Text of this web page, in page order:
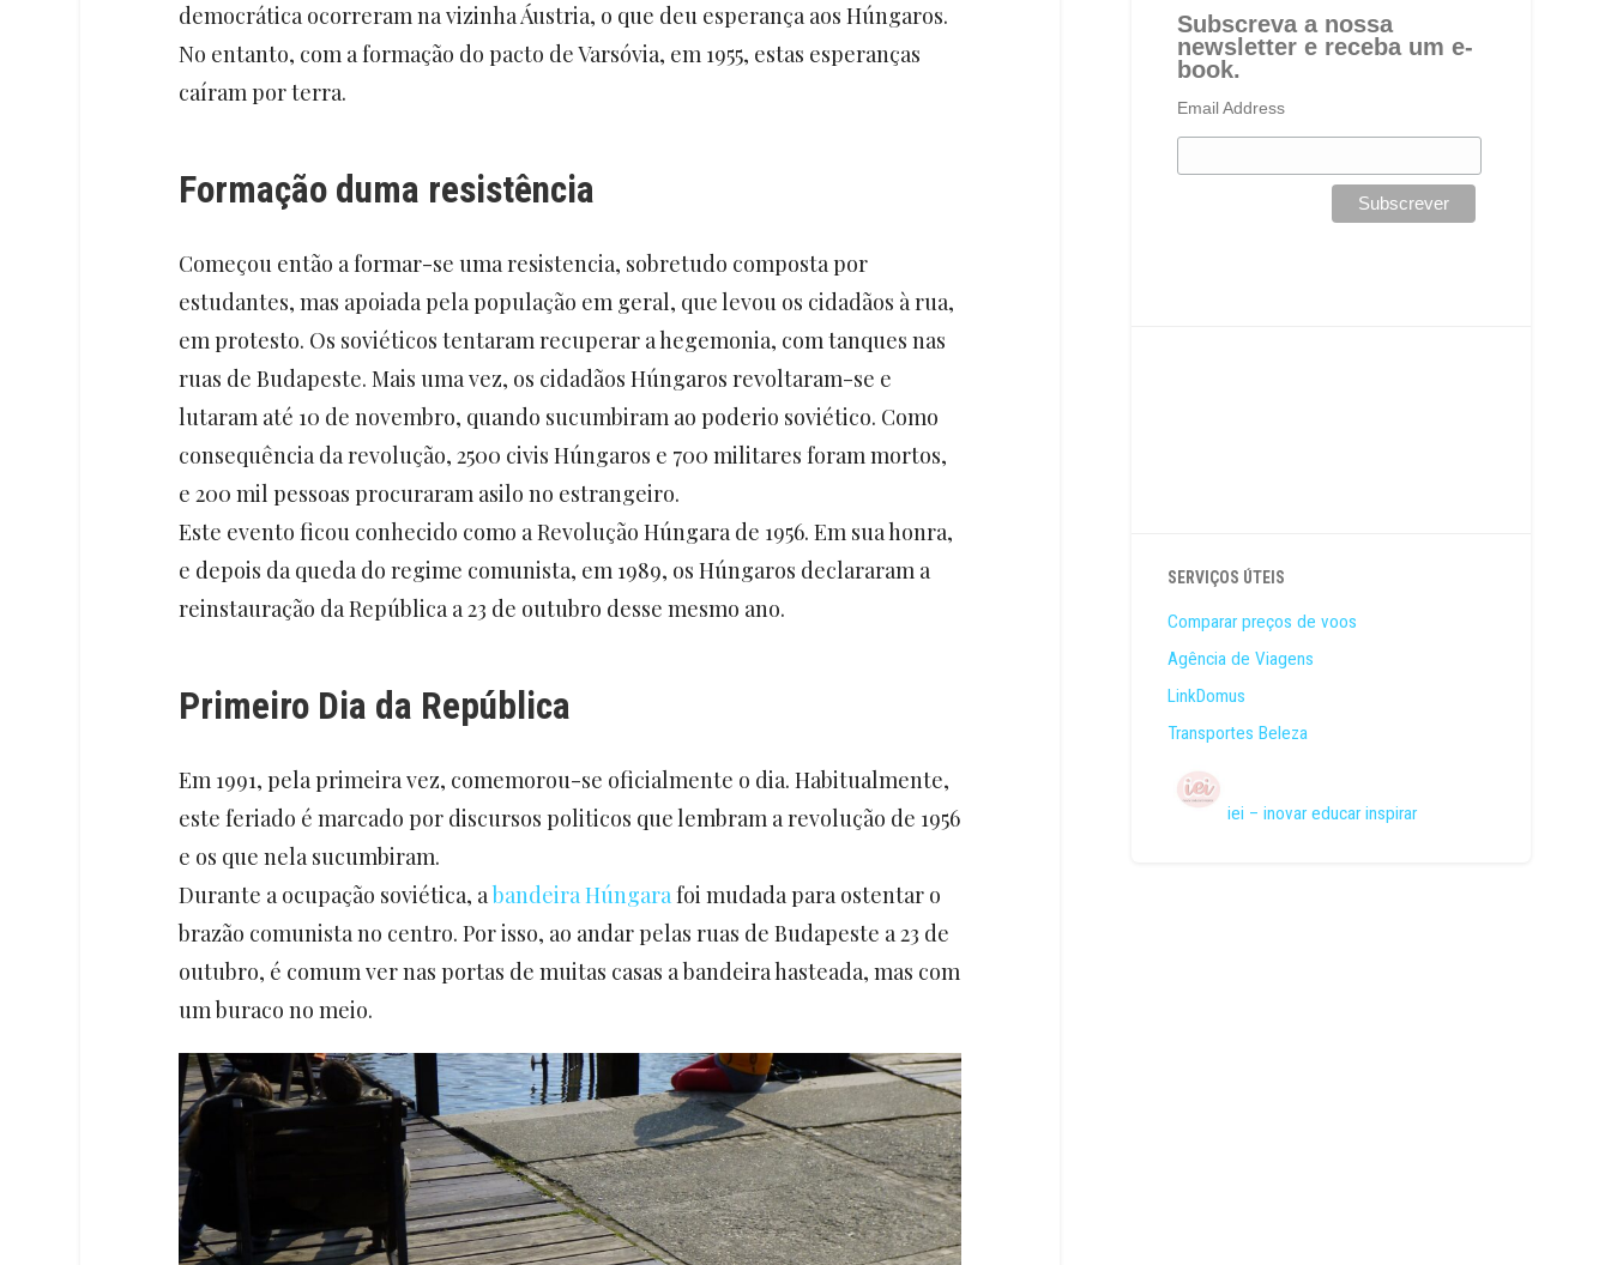
democrática ocorreram na vizinha Áustria, o que deu esperança aos Húngaros.
No entanto, com a formação do pacto de Varsóvia, em 1955, estas esperanças
caíram por terra.
Formação duma resistência
Começou então a formar-se uma resistencia, sobretudo composta por
estudantes, mas apoiada pela população em geral, que levou os cidadãos à rua,
em protesto. Os soviéticos tentaram recuperar a hegemonia, com tanques nas
ruas de Budapeste. Mais uma vez, os cidadãos Húngaros revoltaram-se e
lutaram até 10 de novembro, quando sucumbiram ao poderio soviético. Como
consequência da revolução, 2500 civis Húngaros e 700 militares foram mortos,
e 200 mil pessoas procuraram asilo no estrangeiro.
Este evento ficou conhecido como a Revolução Húngara de 1956. Em sua honra,
e depois da queda do regime comunista, em 1989, os Húngaros declararam a
reinstauração da República a 23 de outubro desse mesmo ano.
Primeiro Dia da República
Em 1991, pela primeira vez, comemorou-se oficialmente o dia. Habitualmente,
este feriado é marcado por discursos politicos que lembram a revolução de 1956
e os que nela sucumbiram.
Durante a ocupação soviética, abandeira Húngarafoi mudada para ostentar o
brazão comunista no centro. Por isso, ao andar pelas ruas de Budapeste a 23 de
outubro, é comum ver nas portas de muitas casas a bandeira hasteada, mas com
um buraco no meio.
Subscreva a nossa
newsletter e receba um e-
book.
Email Address
SERVIÇOS ÚTEIS
Comparar preços de voos
Agência de Viagens
LinkDomus
Transportes Beleza
iei – inovar educar inspirar